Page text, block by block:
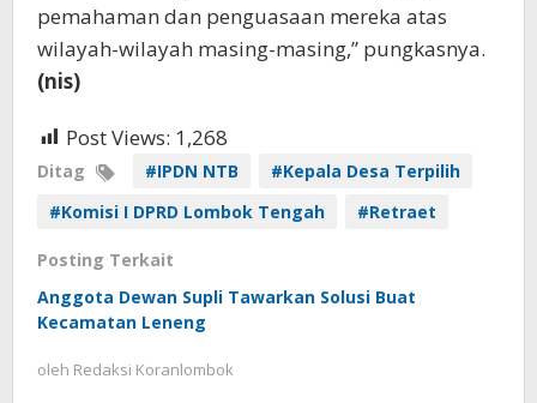
pemahaman dan penguasaan mereka atas
wilayah-wilayah masing-masing,” pungkasnya.
(nis)
Post Views: 1,268
Ditag #IPDN NTB
#Kepala Desa Terpilih
#Komisi I DPRD Lombok Tengah
#Retraet
Posting Terkait
Anggota Dewan Supli Tawarkan Solusi Buat
Kecamatan Leneng
oleh Redaksi Koranlombok